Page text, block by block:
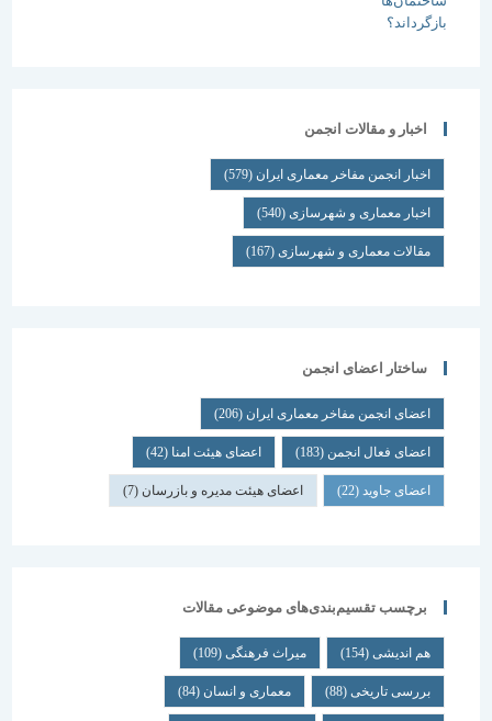
اخبار و مقالات انجمن
اخبار انجمن مفاخر معماری ایران (579)
اخبار معماری و شهرسازی(540)
مقالات معماری و شهرسازی(167)
ساختار اعضای انجمن
اعضای انجمن مفاخر معماری ایران (206)
اعضای فعال انجمن(183) اعضای هیئت امنا(42)
اعضای جاوید(22) اعضای هیئت مدیره و بازرسان(7)
برچسب تقسیم‌بندی‌های موضوعی مقالات
هم اندیشی (154) میراث فرهنگی (109)
بررسی تاریخی (88) معماری و انسان (84)